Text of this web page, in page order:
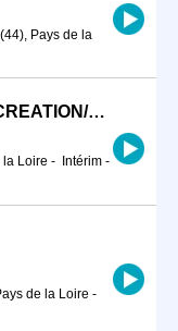
Pays de la
CHEF D'EQUIPE PAYSAGISTE (CREATION/ENTRETIEN)
la Loire - Intérim -
de la Loire -